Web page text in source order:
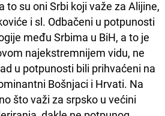
to su oni Srbi koji važe za Alijine,
i sl. Odbačeni u potpunosti
među Srbima u BiH, a to je
najekstremnijem vidu, ne
u potpunosti bili prihvaćeni na
Bošnjaci i Hrvati. Na
što važi za srpsko u većini